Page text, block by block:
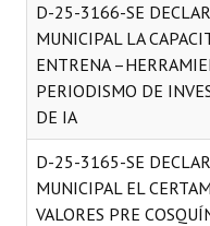
D-25-3166-SE
MUNICIPAL LA
ENTRENA
PERIODISMO DE
DE IA
D-25-3165-SE
MUNICIPAL EL
VALORES PRE